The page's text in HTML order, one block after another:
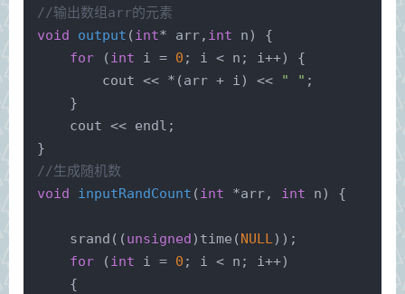
//输出数组arr的元素
void
output (int* arr, int n)
{
for (int i = 0 ; i < n; i++) {
        cout << *(arr + i) <<
" " ;
    }
    cout << endl;
}
//生成随机数
void
inputRandCount (int *arr, int n) {
srand ((unsigned) time (NULL));
for (int i = 0 ; i < n; i++)
    {